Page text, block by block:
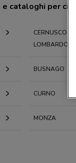
cataloghi per
CERNUSCO
LOMBARDONE
BUSNAGO
CURNO
MONZA